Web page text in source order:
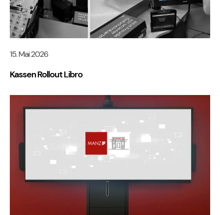
15. Mai 2026
Kassen Rollout Libro